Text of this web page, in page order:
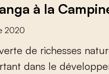
à la
2020
erte de richesses natur
rtant dans le développe